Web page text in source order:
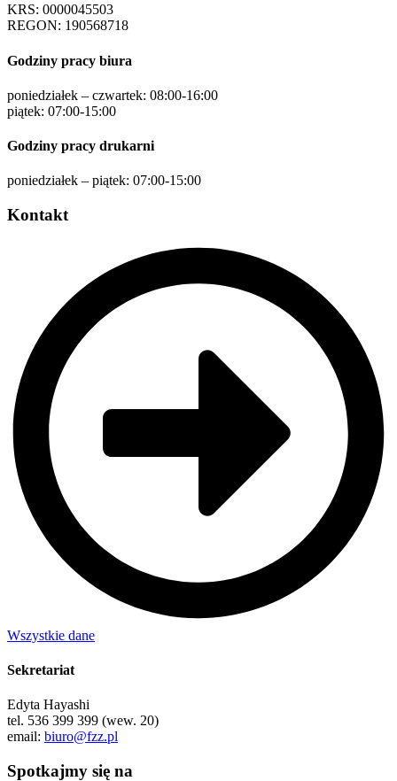
KRS: 0000045503
REGON: 190568718
Godziny pracy biura
poniedziałek – czwartek: 08:00-16:00
piątek: 07:00-15:00
Godziny pracy drukarni
poniedziałek – piątek: 07:00-15:00
Kontakt
Wszystkie dane
Sekretariat
Edyta Hayashi
tel. 536 399 399 (wew. 20)
email: biuro@fzz.pl
Spotkajmy się na